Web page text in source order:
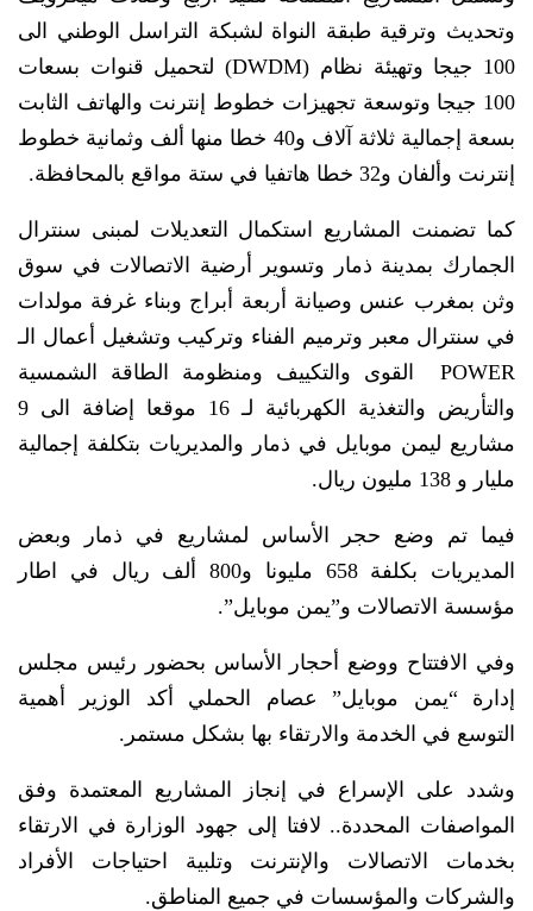
وتحديث وترقية طبقة النواة لشبكة التراسل الوطني الى
100 جيجا وتهيئة نظام (DWDM) لتحميل قنوات بسعات
100 جيجا وتوسعة تجهيزات خطوط إنترنت والهاتف الثابت
بسعة إجمالية ثلاثة آلاف و40 خطا منها ألف وثمانية خطوط
إنترنت وألفان و32 خطا هاتفيا في ستة مواقع بالمحافظة.
كما تضمنت المشاريع استكمال التعديلات لمبنى سنترال
الجمارك بمدينة ذمار وتسوير أرضية الاتصالات في سوق
وثن بمغرب عنس وصيانة أربعة أبراج وبناء غرفة مولدات
في سنترال معبر وترميم الفناء وتركيب وتشغيل أعمال الـ
POWER القوى والتكييف ومنظومة الطاقة الشمسية
والتأريض والتغذية الكهربائية لـ 16 موقعا إضافة الى 9
مشاريع ليمن موبايل في ذمار والمديريات بتكلفة إجمالية
مليار و 138 مليون ريال.
فيما تم وضع حجر الأساس لمشاريع في ذمار وبعض
المديريات بكلفة 658 مليونا و800 ألف ريال في اطار
مؤسسة الاتصالات و”يمن موبايل”.
وفي الافتتاح ووضع أحجار الأساس بحضور رئيس مجلس
إدارة “يمن موبايل” عصام الحملي أكد الوزير أهمية
التوسع في الخدمة والارتقاء بها بشكل مستمر.
وشدد على الإسراع في إنجاز المشاريع المعتمدة وفق
المواصفات المحددة.. لافتا إلى جهود الوزارة في الارتقاء
بخدمات الاتصالات والإنترنت وتلبية احتياجات الأفراد
والشركات والمؤسسات في جميع المناطق.